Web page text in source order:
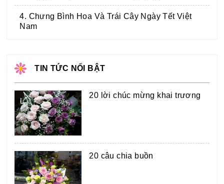
4. Chưng Bình Hoa Và Trái Cây Ngày Tết Việt
Nam
TIN TỨC NỔI BẬT
20 lời chúc mừng khai trương
20 câu chia buồn